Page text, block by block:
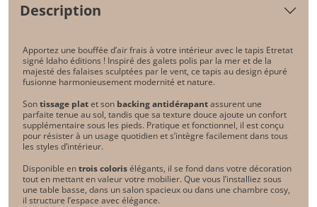
Description
Apportez une bouffée d’air frais à votre intérieur avec le tapis Etretat
signé Idaho éditions ! Inspiré des galets polis par la mer et de la
majesté des falaises sculptées par le vent, ce tapis au design épuré
fusionne harmonieusement modernité et nature.
Sontissage platet son backing antidérapantassurent une
parfaite tenue au sol, tandis que sa texture douce ajoute un confort
supplémentaire sous les pieds. Pratique et fonctionnel, il est conçu
pour résister à un usage quotidien et s’intègre facilement dans tous
les styles d’intérieur.
Disponible entrois colorisélégants, il se fond dans votre décoration
tout en mettant en valeur votre mobilier. Que vous l’installiez sous
une table basse, dans un salon spacieux ou dans une chambre cosy,
il structure l’espace avec élégance.